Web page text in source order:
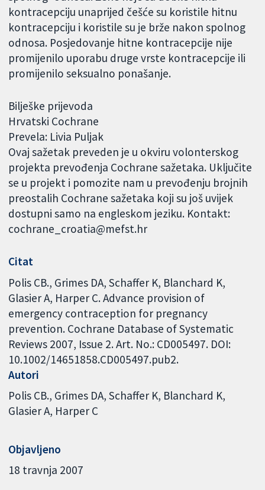
kontracepciju unaprijed češće su koristile hitnu
kontracepciju i koristile su je brže nakon spolnog
odnosa. Posjedovanje hitne kontracepcije nije
promijenilo uporabu druge vrste kontracepcije ili
promijenilo seksualno ponašanje.
Bilješke prijevoda
Hrvatski Cochrane
Prevela: Livia Puljak
Ovaj sažetak preveden je u okviru volonterskog
projekta prevođenja Cochrane sažetaka. Uključite
se u projekt i pomozite nam u prevođenju brojnih
preostalih Cochrane sažetaka koji su još uvijek
dostupni samo na engleskom jeziku. Kontakt:
cochrane_croatia@mefst.hr
Citat
Polis CB., Grimes DA, Schaffer K, Blanchard K,
Glasier A, Harper C. Advance provision of
emergency contraception for pregnancy
prevention. Cochrane Database of Systematic
Reviews 2007, Issue 2. Art. No.: CD005497. DOI:
10.1002/14651858.CD005497.pub2.
Autori
Polis CB. Grimes DA Schaffer K Blanchard K
Glasier A Harper C
Objavljeno
18 travnja 2007